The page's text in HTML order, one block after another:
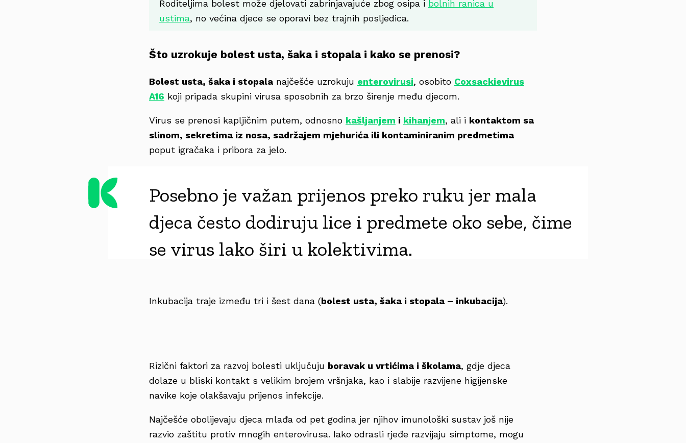
Roditeljima bolest može djelovati zabrinjavajuće zbog osipa i bolnih ranica u
ustima, no većina djece se oporavi bez trajnih posljedica.
Što uzrokuje bolest usta, šaka i stopala i kako se prenosi?
Bolest usta, šaka i stopala najčešće uzrokuju enterovirusi, osobito Coxsackievirus
A16 koji pripada skupini virusa sposobnih za brzo širenje među djecom.
Virus se prenosi kapljičnim putem, odnosno kašljanjem i kihanjem, ali i kontaktom sa
slinom, sekretima iz nosa, sadržajem mjehurića ili kontaminiranim predmetima
poput igračaka i pribora za jelo.
Posebno je važan prijenos preko ruku jer mala
djeca često dodiruju lice i predmete oko sebe, čime
se virus lako širi u kolektivima.
Inkubacija traje između tri i šest dana (bolest usta, šaka i stopala – inkubacija).
Rizični faktori za razvoj bolesti uključuju boravak u vrtićima i školama, gdje djeca
dolaze u bliski kontakt s velikim brojem vršnjaka, kao i slabije razvijene higijenske
navike koje olakšavaju prijenos infekcije.
Najčešće obolijevaju djeca mlađa od pet godina jer njihov imunološki sustav još nije
razvio zaštitu protiv mnogih enterovirusa. Iako odrasli rjeđe razvijaju simptome, mogu